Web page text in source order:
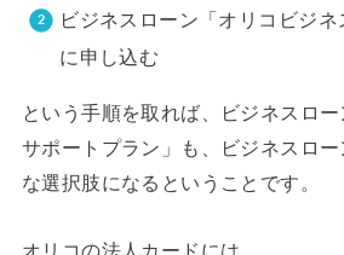
ビジネスローン「オリコビジネ
に申し込む
という手順を取れば、ビジネスロ
サポートプラン」も、ビジネスロ
な選択肢になるということです。
オリコの法人カードには